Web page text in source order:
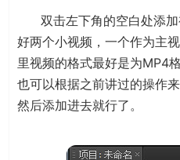
双击左下角的空白处添加
好两个小视频，一个作为主
里视频的格式最好是为MP4
也可以根据之前讲过的操作
然后添加进去就行了。